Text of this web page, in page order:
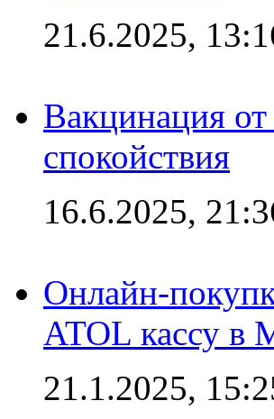
21.6.2025,
Вакцинация
спокойствия
16.6.2025,
Онлайн-
ATOL кассу в
21.1.2025,